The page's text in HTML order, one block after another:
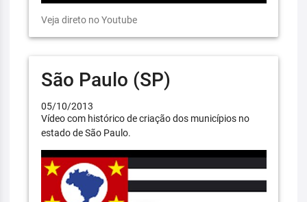
Veja direto no Youtube
São Paulo (SP)
05/10/2013
Vídeo com histórico de criação dos municípios no
estado de São Paulo.